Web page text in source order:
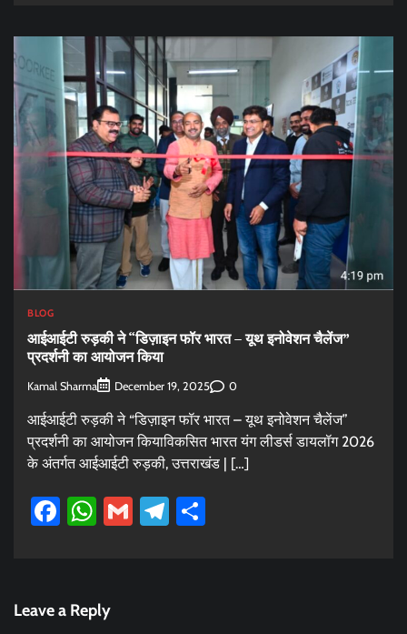
BLOG
आईआईटी रुड़की ने “डिज़ाइन फॉर भारत – यूथ इनोवेशन चैलेंज”
प्रदर्शनी का आयोजन किया
Kamal Sharma December 19, 2025 0
आईआईटी रुड़की ने “डिज़ाइन फॉर भारत – यूथ इनोवेशन चैलेंज”
प्रदर्शनी का आयोजन कियाविकसित भारत यंग लीडर्स डायलॉग 2026
के अंतर्गत आईआईटी रुड़की, उत्तराखंड | […]
Facebook
WhatsApp
GmailTelegram
Leave a Reply